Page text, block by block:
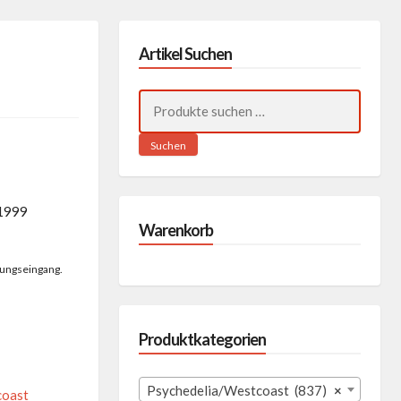
Artikel Suchen
nach:
Suchen
Warenkorb
Produktkategorien
×
Psychedelia/Westcoast (837)